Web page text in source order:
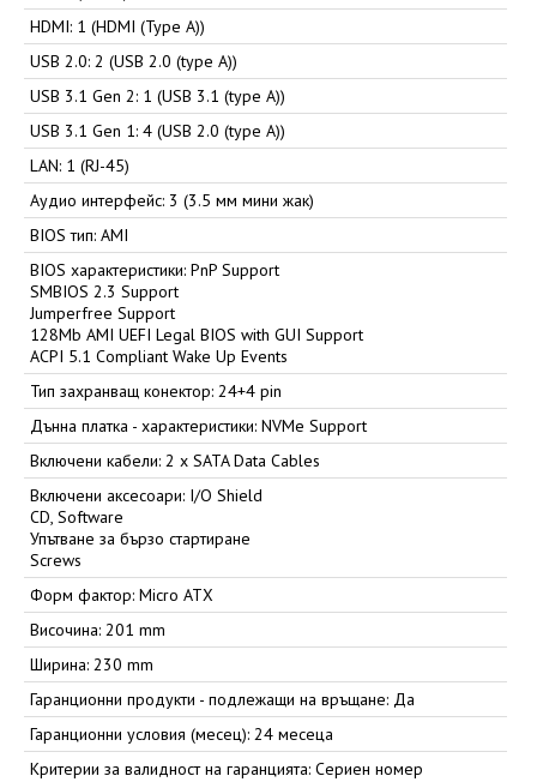
HDMI: 1 (HDMI (Type A))
USB 2.0: 2 (USB 2.0 (type A))
USB 3.1 Gen 2: 1 (USB 3.1 (type A))
USB 3.1 Gen 1: 4 (USB 2.0 (type A))
LAN: 1 (RJ-45)
Аудио интерфейс: 3 (3.5 мм мини жак)
BIOS тип: AMI
BIOS характеристики: PnP Support
SMBIOS 2.3 Support
Jumperfree Support
128Mb AMI UEFI Legal BIOS with GUI Support
ACPI 5.1 Compliant Wake Up Events
Тип захранващ конектор: 24+4 pin
Дънна платка - характеристики: NVMe Support
Включени кабели: 2 x SATA Data Cables
Включени аксесоари: I/O Shield
CD, Software
Упътване за бързо стартиране
Screws
Форм фактор: Micro ATX
Височина: 201 mm
Ширина: 230 mm
Гаранционни продукти - подлежащи на връщане: Да
Гаранционни условия (месец): 24 месеца
Критерии за валидност на гаранцията: Сериен номер